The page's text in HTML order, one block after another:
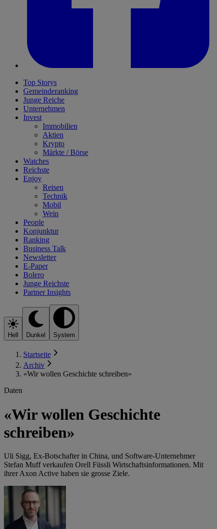
Top Storys
Gemeinderanking
Junge Reiche
Unternehmen
Invest
Immobilien
Aktien
Krypto
Märkte / Börse
Watches
Reichste
Enjoy
Reisen
Technik
Mobil
Wein
People
Konjunktur
Ranking
Business Talk
Newsletter
E-Paper
Bolero
Junge Reichste
Partner Insights
Hell Dunkel System
Startseite
Archiv
«Wir wollen Geschichte schreiben»
Daten
«Wir wollen Geschichte
schreiben»
Uli Sigg, Ex-Botschafter in China, und Software-Unternehmer
Stefan Muff verkaufen Orell Füssli Wirtschaftsinformationen. Mit
ihrer Axon Active haben sie grosse Ziele.